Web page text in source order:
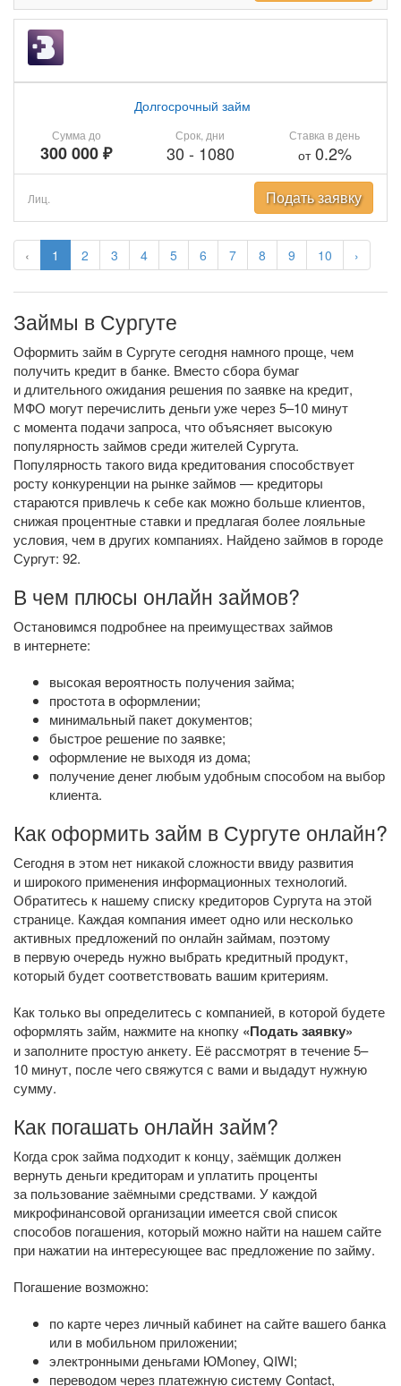
‹ 1 2 3 4 5 6 7 8 9 10 ›
Сумма до
300 000 ₽
Долгосрочный займ
Срок, дни
30 - 1080
Ставка в день
от0.2%
Лиц. Подать заявку
Займы в Сургуте
Оформить займ в Сургуте сегодня намного проще, чем
получить кредит в банке. Вместо сбора бумаг
и длительного ожидания решения по заявке на кредит,
МФО могут перечислить деньги уже через 5–10 минут
с момента подачи запроса, что объясняет высокую
популярность займов среди жителей Сургута.
Популярность такого вида кредитования способствует
росту конкуренции на рынке займов — кредиторы
стараются привлечь к себе как можно больше клиентов,
снижая процентные ставки и предлагая более лояльные
условия, чем в других компаниях. Найдено займов в городе
Сургут: 92.
В чем плюсы онлайн займов?
Остановимся подробнее на преимуществах займов
в интернете:
высокая вероятность получения займа;
простота в оформлении;
минимальный пакет документов;
быстрое решение по заявке;
оформление не выходя из дома;
получение денег любым удобным способом на выбор
клиента.
Как оформить займ в Сургуте онлайн?
Сегодня в этом нет никакой сложности ввиду развития
и широкого применения информационных технологий.
Обратитесь к нашему списку кредиторов Сургута на этой
странице. Каждая компания имеет одно или несколько
активных предложений по онлайн займам, поэтому
в первую очередь нужно выбрать кредитный продукт,
который будет соответствовать вашим критериям.
Как только вы определитесь с компанией, в которой будете
оформлять займ, нажмите на кнопку «Подать заявку»
и заполните простую анкету. Её рассмотрят в течение 5–
10 минут, после чего свяжутся с вами и выдадут нужную
сумму.
Как погашать онлайн займ?
Когда срок займа подходит к концу, заёмщик должен
вернуть деньги кредиторам и уплатить проценты
за пользование заёмными средствами. У каждой
микрофинансовой организации имеется свой список
способов погашения, который можно найти на нашем сайте
при нажатии на интересующее вас предложение по займу.
Погашение возможно:
по карте через личный кабинет на сайте вашего банка
или в мобильном приложении;
электронными деньгами ЮMoney, QIWI;
переводом через платежную систему Contact,